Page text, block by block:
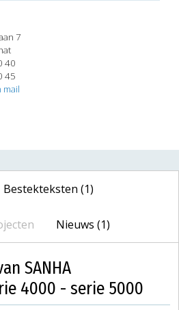
7
40
45
mail
Bestekteksten (1)
Nieuws (1)
SANHA
4000 - serie 5000